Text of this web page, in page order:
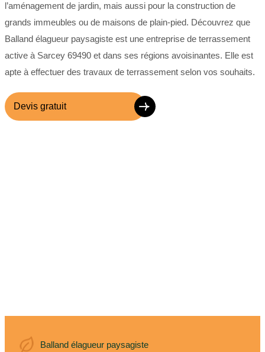
l’aménagement de jardin, mais aussi pour la construction de
grands immeubles ou de maisons de plain-pied. Découvrez que
Balland élagueur paysagiste est une entreprise de terrassement
active à Sarcey 69490 et dans ses régions avoisinantes. Elle est
apte à effectuer des travaux de terrassement selon vos souhaits.
Devis gratuit
Balland élagueur paysagiste
Balland élagueur